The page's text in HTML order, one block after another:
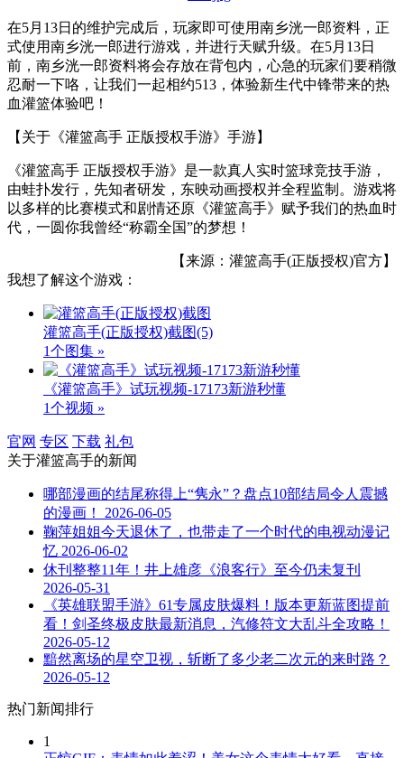
在5月13日的维护完成后，玩家即可使用南乡洸一郎资料，正
式使用南乡洸一郎进行游戏，并进行天赋升级。在5月13日
前，南乡洸一郎资料将会存放在背包内，心急的玩家们要稍微
忍耐一下咯，让我们一起相约513，体验新生代中锋带来的热
血灌篮体验吧！
【关于《灌篮高手 正版授权手游》手游】
《灌篮高手 正版授权手游》是一款真人实时篮球竞技手游，
由蛙扑发行，先知者研发，东映动画授权并全程监制。游戏将
以多样的比赛模式和剧情还原《灌篮高手》赋予我们的热血时
代，一圆你我曾经“称霸全国”的梦想！
【来源：灌篮高手(正版授权)官方】
我想了解这个游戏：
灌篮高手(正版授权)截图(5)
1个图集 »
《灌篮高手》试玩视频-17173新游秒懂
1个视频 »
官网 专区 下载 礼包
关于灌篮高手的新闻
哪部漫画的结尾称得上“隽永”？盘点10部结局令人震撼
的漫画！
2026-06-05
鞠萍姐姐今天退休了，也带走了一个时代的电视动漫记
忆 2026-06-02
休刊整整11年！井上雄彦《浪客行》至今仍未复刊
2026-05-31
《英雄联盟手游》61专属皮肤爆料！版本更新蓝图提前
看！剑圣终极皮肤最新消息，汽修符文大乱斗全攻略！
2026-05-12
黯然离场的星空卫视，斩断了多少老二次元的来时路？
2026-05-12
热门新闻排行
1